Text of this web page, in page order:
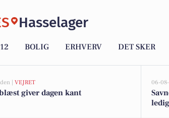
Hasselager
BOLIG ERHVERV DET SKER
| VEJRET
giver dagen kant
06-